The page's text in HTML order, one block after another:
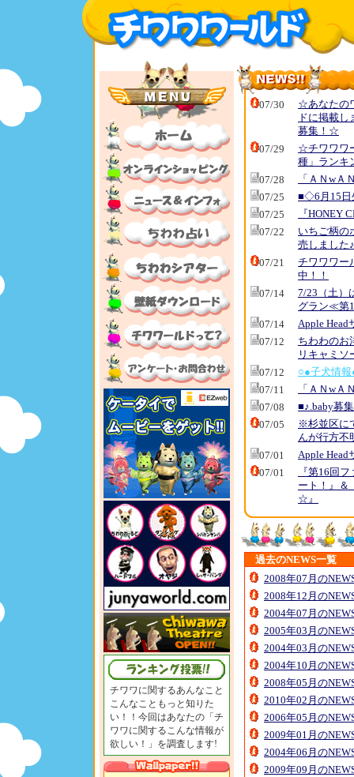
チワワに関するあんなこと
こんなこともっと知りた
い！！今回はあなたの「チ
ワワに関するこんな情報が
欲しい！」を調査します!
07/30
☆あなたの
ドに掲載
募集！☆
07/29
☆チワワワ
種」ランキ
07/28
「ＡＮwＡ
07/25
■◇6月15日
07/25
『HONEY
07/22
いちご柄の
売しました♪
07/21
チワワワー
中！！
07/14
7/23（土）
グラン≪第
07/14
Apple Head
07/12
ちわわのお
リキャミソ
07/12
○●子犬情
07/11
「ＡＮwＡ
07/08
■♪.baby募
07/05
※杉並区に
んが行方
07/01
Apple Head
07/01
『第16回
ート！』＆
☆』
過去のNEWS一覧
2008年07月の
2008年12月の
2004年07月の
2005年03月の
2004年03月の
2004年10月の
2008年05月の
2010年02月の
2006年05月の
2009年01月の
2004年06月の
2009年09月の